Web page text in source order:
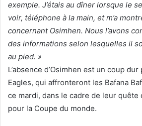
exemple. J’étais au dîner lorsque le
voir, téléphone à la main, et m’a
concernant Osimhen. Nous l’avons
des informations selon lesquelles il
au pied. »
L’absence d’Osimhen est un coup
Eagles, qui affronteront les Bafana
ce mardi, dans le cadre de leur quête
pour la Coupe du monde.